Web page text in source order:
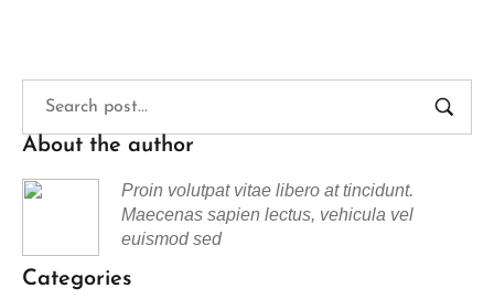
About the author
Proin volutpat vitae libero at tincidunt.
Maecenas sapien lectus, vehicula vel
euismod sed
Categories